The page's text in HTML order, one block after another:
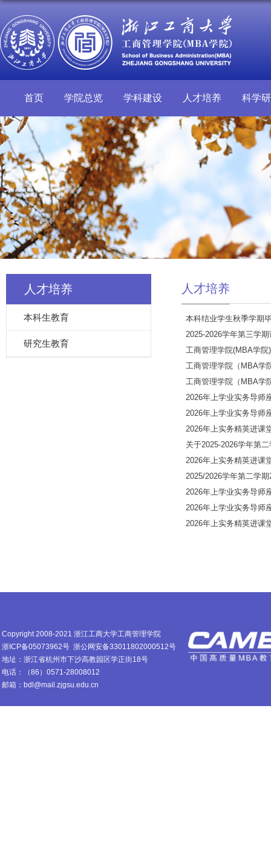
首页 学院总览 学科建设 人才培养 科学
人才培养
本科生教育
研究生教育
人才培养
本科结业学生秋季学期
2025-2026学年第三学
工商管理学院(MBA学
工商管理学院（MBA学
工商管理学院（MBA学
2026年上学业实务导师
2026年上学业实务导师
2026年上实务精英进课
关于2025-2026学年第
2026年上实务精英进课
2025/2026学年第二学
2026年上学业实务导师
2026年上学业实务导师
2026年上实务精英进课
Copyright 2008-2021 浙江工商大学工商管理学院
浙ICP备05073962号 浙公网安备33011802000512号
地址：浙江省杭州市下沙高教园区学正街18号
电话：（86）0571-28008012
邮箱：bdl@mail.zjgsu.edu.cn